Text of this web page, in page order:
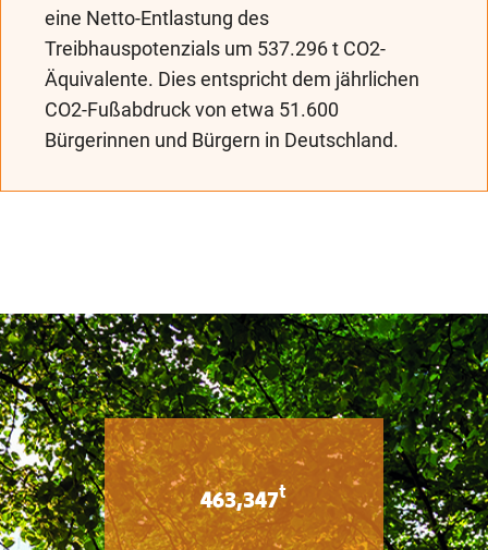
eine Netto-Entlastung des
Treibhauspotenzials um 537.296 t CO2-
Äquivalente. Dies entspricht dem jährlichen
CO2-Fußabdruck von etwa 51.600
Bürgerinnen und Bürgern in Deutschland.
463,347t